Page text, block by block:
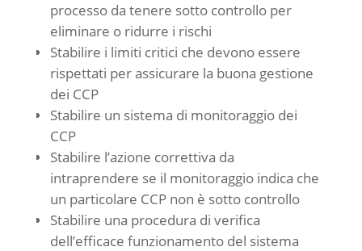
processo da tenere sotto controllo per
eliminare o ridurre i rischi
Stabilire i limiti critici che devono essere
rispettati per assicurare la buona gestione
dei CCP
Stabilire un sistema di monitoraggio dei
CCP
Stabilire l’azione correttiva da
intraprendere se il monitoraggio indica che
un particolare CCP non è sotto controllo
Stabilire una procedura di verifica
dell’efficace funzionamento del sistema